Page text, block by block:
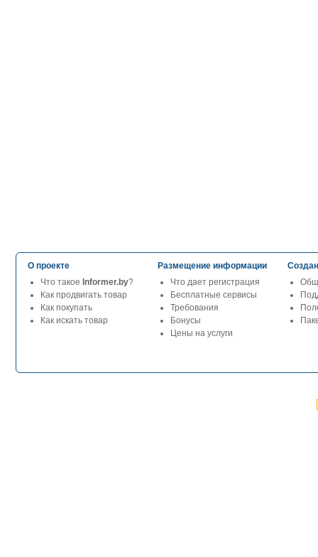
О проекте
Что такое Informer.by?
Как продвигать товар
Как покупать
Как искать товар
Размещение информации
Что дает регистрация
Бесплатные сервисы
Требования
Бонусы
Цены на услуги